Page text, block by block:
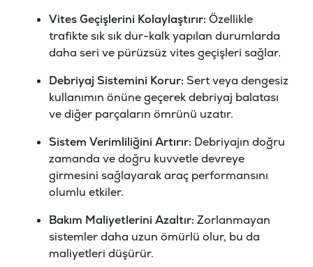
Vites Geçişlerini Kolaylaştırır: Özellikle
trafikte sık sık dur-kalk yapılan durumlarda
daha seri ve pürüzsüz vites geçişleri sağlar.
Debriyaj Sistemini Korur: Sert veya dengesiz
kullanımın önüne geçerek debriyaj balatası
ve diğer parçaların ömrünü uzatır.
Sistem Verimliliğini Artırır: Debriyajın doğru
zamanda ve doğru kuvvetle devreye
girmesini sağlayarak araç performansını
olumlu etkiler.
Bakım Maliyetlerini Azaltır: Zorlanmayan
sistemler daha uzun ömürlü olur, bu da
maliyetleri düşürür.